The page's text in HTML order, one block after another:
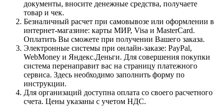
документы, вносите денежные средства, получаете
товар и чек.
Безналичный расчет при самовывозе или оформлении в
интернет-магазине: карты МИР, Visa и MasterCard.
Оплатить Вы сможете при получении Вашего заказа.
Электронные системы при онлайн-заказе: PayPal,
WebMoney и Яндекс.Деньги. Для совершения покупки
система перенаправит вас на страницу платежного
сервиса. Здесь необходимо заполнить форму по
инструкции.
Для организаций доступна оплата со своего расчетного
счета. Цены указаны с учетом НДС.